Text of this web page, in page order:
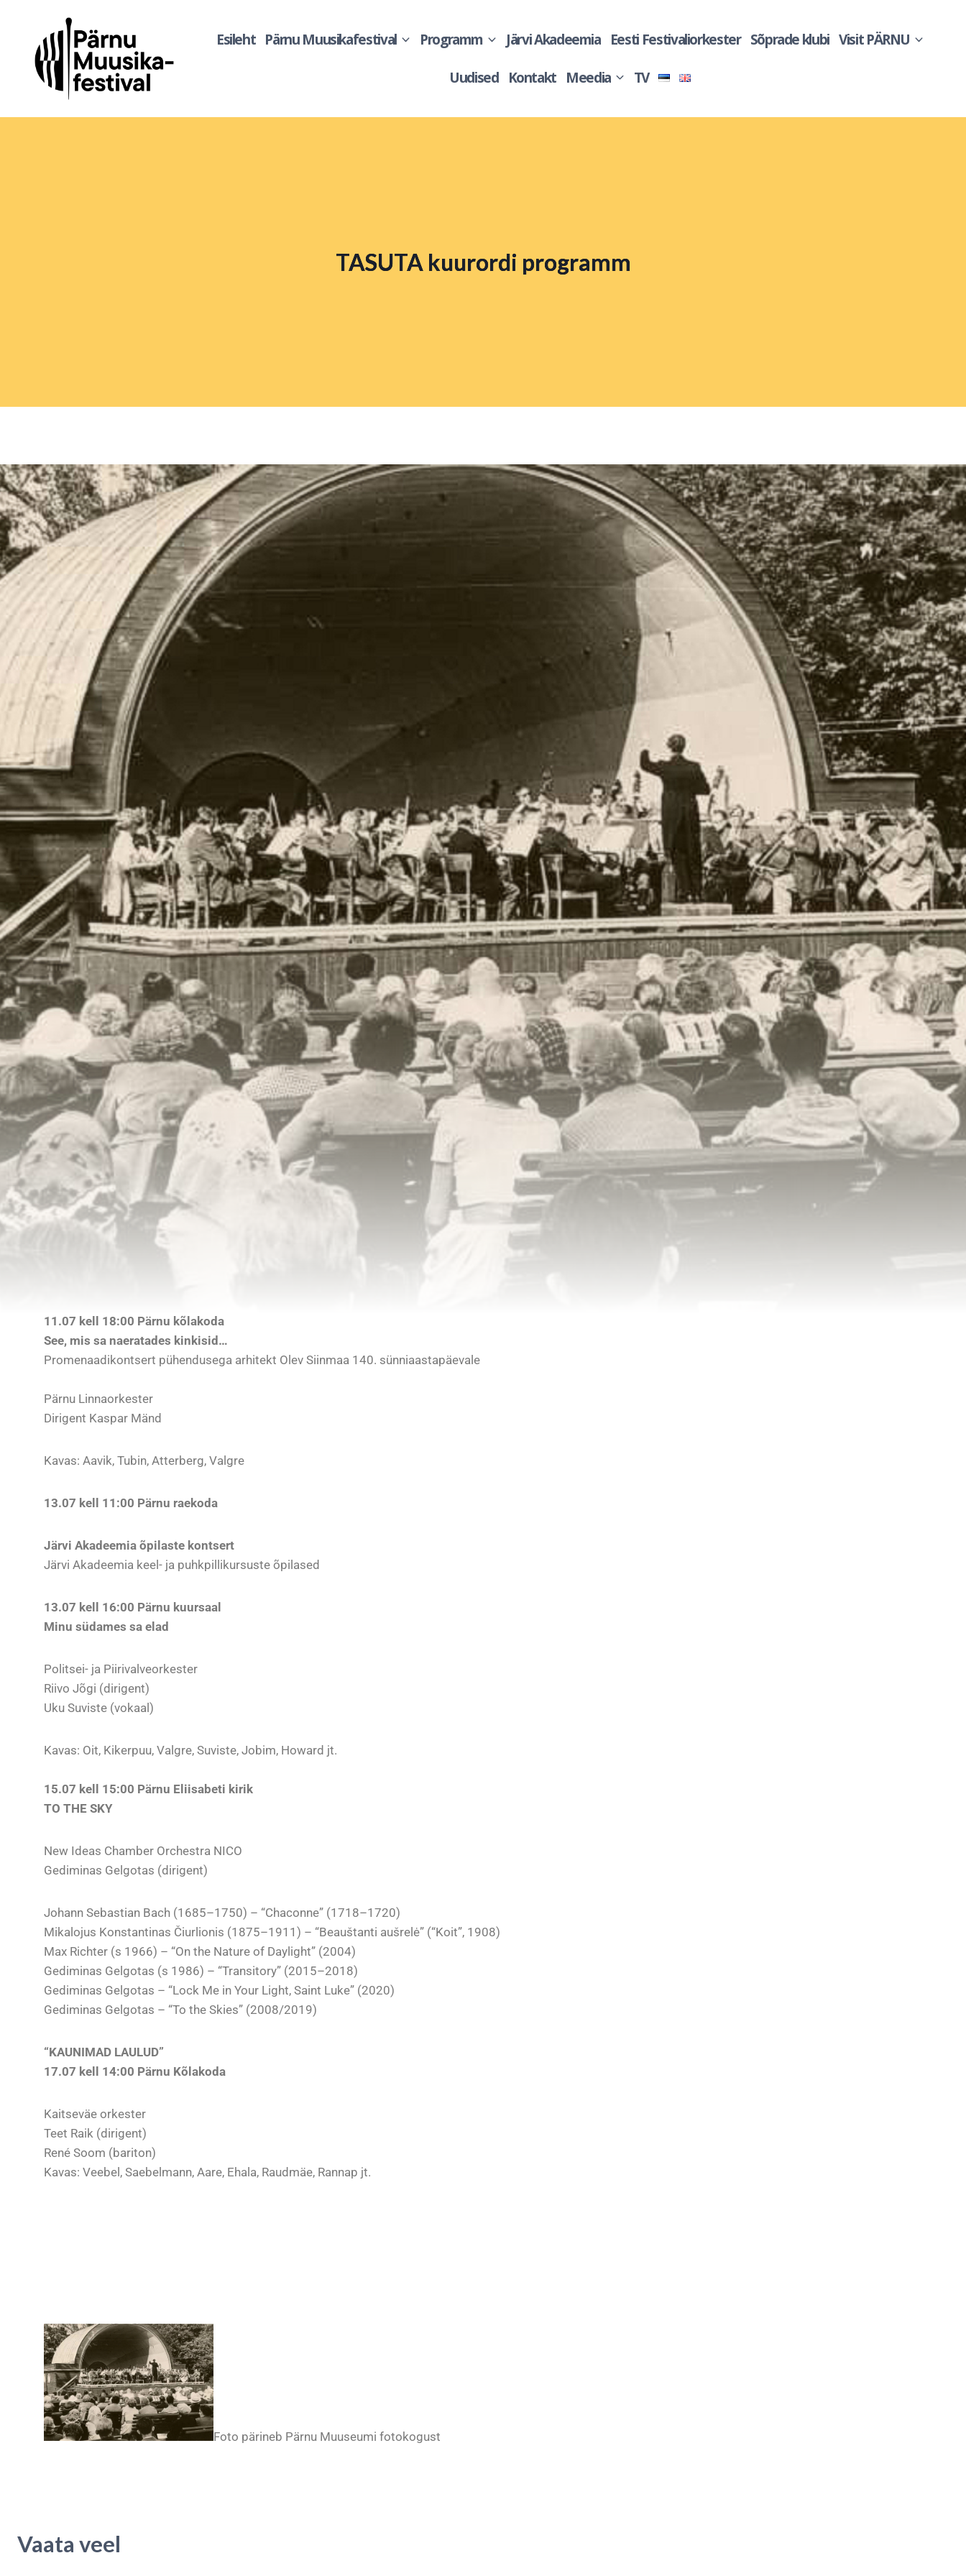
Esileht Pärnu Muusikafestival Programm Järvi Akadeemia Eesti Festivaliorkester Sõprade klubi Visit PÄRNU
Uudised Kontakt Meedia TV
TASUTA kuurordi programm
11.07 kell 18:00 Pärnu kõlakoda
See, mis sa naeratades kinkisid…
Promenaadikontsert pühendusega arhitekt Olev Siinmaa 140. sünniaastapäevale
Pärnu Linnaorkester
Dirigent Kaspar Mänd
Kavas: Aavik, Tubin, Atterberg, Valgre
13.07 kell 11:00 Pärnu raekoda
Järvi Akadeemia õpilaste kontsert
Järvi Akadeemia keel- ja puhkpillikursuste õpilased
13.07 kell 16:00 Pärnu kuursaal
Minu südames sa elad
Politsei- ja Piirivalveorkester
Riivo Jõgi (dirigent)
Uku Suviste (vokaal)
Kavas: Oit, Kikerpuu, Valgre, Suviste, Jobim, Howard jt.
15.07 kell 15:00 Pärnu Eliisabeti kirik
TO THE SKY
New Ideas Chamber Orchestra NICO
Gediminas Gelgotas (dirigent)
Johann Sebastian Bach (1685–1750) – “Chaconne” (1718–1720)
Mikalojus Konstantinas Čiurlionis (1875–1911) – “Beauštanti aušrelė” (“Koit”, 1908)
Max Richter (s 1966) – “On the Nature of Daylight” (2004)
Gediminas Gelgotas (s 1986) – “Transitory” (2015–2018)
Gediminas Gelgotas – “Lock Me in Your Light, Saint Luke” (2020)
Gediminas Gelgotas – “To the Skies” (2008/2019)
“KAUNIMAD LAULUD”
17.07 kell 14:00 Pärnu Kõlakoda
Kaitseväe orkester
Teet Raik (dirigent)
René Soom (bariton)
Kavas: Veebel, Saebelmann, Aare, Ehala, Raudmäe, Rannap jt.
Foto pärineb Pärnu Muuseumi fotokogust
Vaata veel